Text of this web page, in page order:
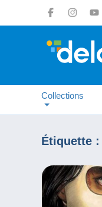
Collections
Étiquette :